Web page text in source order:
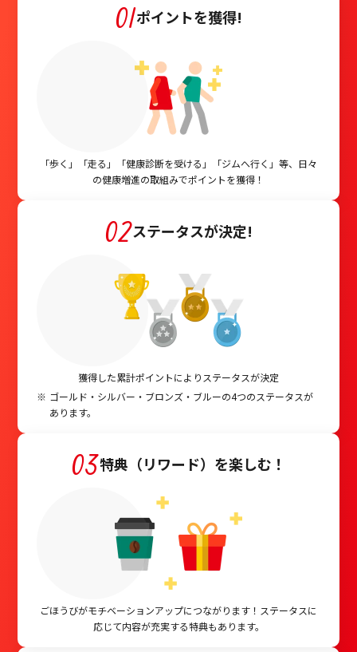
01ポイントを獲得!
「歩く」「走る」「健康診断を受ける」「ジムへ行く」等、日々
の健康増進の取組みでポイントを獲得！
02ステータスが決定!
獲得した累計ポイントによりステータスが決定
ゴールド・シルバー・ブロンズ・ブルーの4つのステータスが
あります。
03特典（リワード）を楽しむ！
ごほうびがモチベーションアップにつながります！ステータスに
応じて内容が充実する特典もあります。